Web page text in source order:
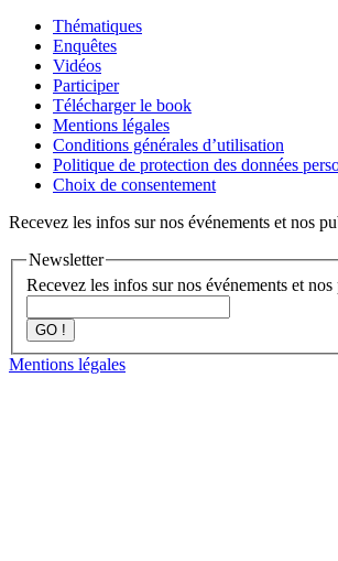
Thématiques
Enquêtes
Vidéos
Participer
Télécharger le book
Mentions légales
Conditions générales d’utilisation
Politique de protection des données
Choix de consentement
Recevez les infos sur nos événements et nos
Newsletter
Recevez les infos sur nos événements et
GO !
Mentions légales